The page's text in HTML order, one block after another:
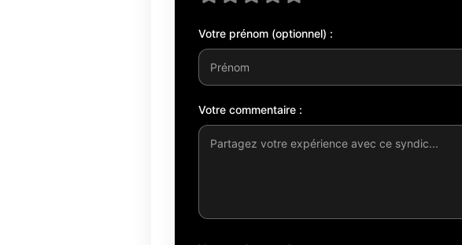
Votre prénom (optionnel) :
Votre commentaire :